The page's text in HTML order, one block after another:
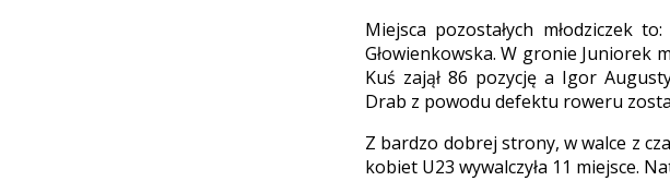
Miejsca pozostałych młodziczek
Głowienkowska. W gronie Juniorek
Kuś zajął 86 pozycję a Igor
Drab z powodu defektu roweru
Z bardzo dobrej strony, w walce z
kobiet U23 wywalczyła 11 miejsce.